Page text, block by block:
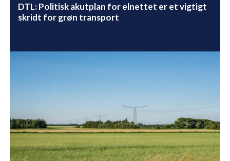
DTL: Politisk akutplan for elnettet er et vigtigt
skridt for grøn transport